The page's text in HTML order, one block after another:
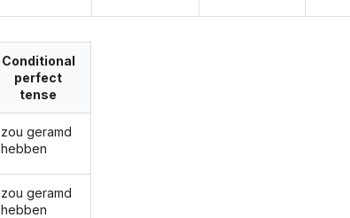
Conditional
perfect
tense
zou geramd
hebben
zou geramd
hebben